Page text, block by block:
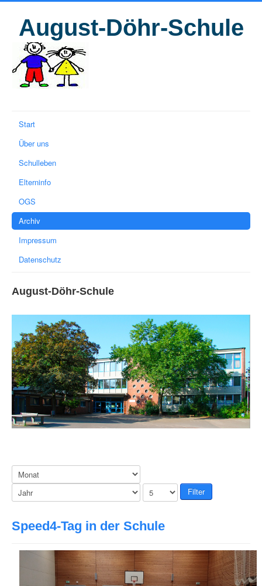
August-Döhr-Schule
Start
Über uns
Schulleben
Elterninfo
OGS
Archiv
Impressum
Datenschutz
August-Döhr-Schule
Filter
Speed4-Tag in der Schule